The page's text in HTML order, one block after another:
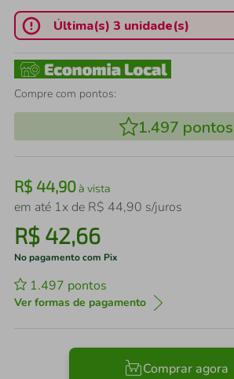
Última(s) 3 unidade(s)
Compre com pontos:
1.497 pontos
R$ 44,90à vista
em até 1x de R$ 44,90 s/juros
R$ 42,66
No pagamento com Pix
1.497 pontos
Ver formas de pagamento
Comprar agora